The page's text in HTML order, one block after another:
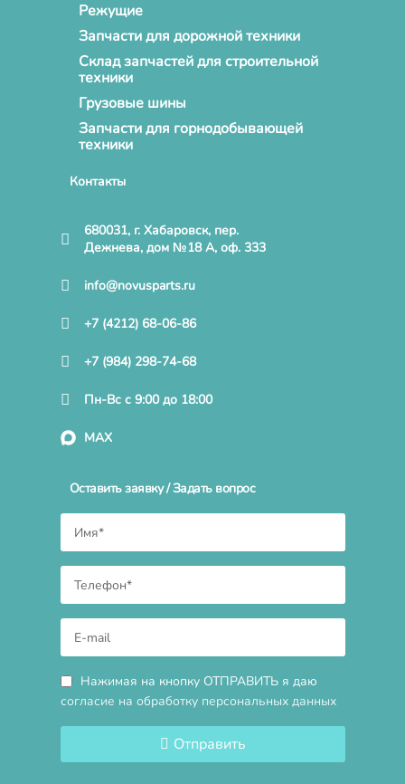
Режущие
Запчасти для дорожной техники
Склад запчастей для строительной
техники
Грузовые шины
Запчасти для горнодобывающей
техники
Контакты
680031, г. Хабаровск, пер.
Дежнева, дом №18 А, оф. 333
info@novusparts.ru
+7 (4212) 68-06-86
+7 (984) 298-74-68
Пн-Вс с 9:00 до 18:00
MAX
Оставить заявку / Задать вопрос
Нажимая на кнопку ОТПРАВИТЬ я даю
согласие на обработку персональных данных
Отправить